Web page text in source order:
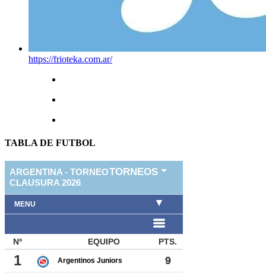
https://frioteka.com.ar/
TABLA DE FUTBOL